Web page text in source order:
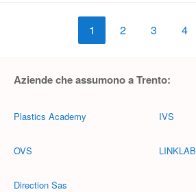
1 2 3 4
Aziende che assumono a Trento:
Plastics Academy
OVS
Direction Sas
IVS
LINKLAB